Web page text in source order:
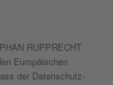
RUPPRECHT
Europäischen
der Datenschutz-